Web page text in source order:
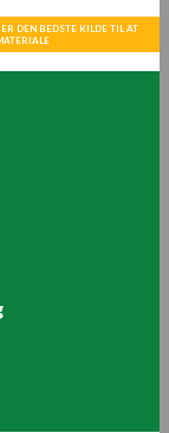
DEN BEDSTE KILDE TIL AT